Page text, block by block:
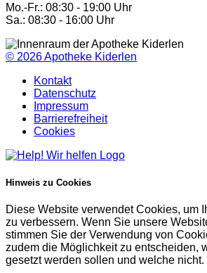
Mo.-Fr.: 08:30 - 19:00 Uhr
Sa.: 08:30 - 16:00 Uhr
© 2026Apotheke Kiderlen
Kontakt
Datenschutz
Impressum
Barrierefreiheit
Cookies
Hinweis zu Cookies
Diese Website verwendet Cookies, um
zu verbessern. Wenn Sie unsere
stimmen Sie der Verwendung von
zudem die Möglichkeit zu entscheiden,
gesetzt werden sollen und welche nicht.